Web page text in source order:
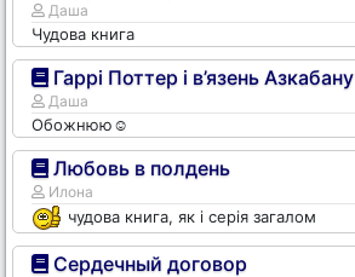
Даша
Чудова книга
Гаррі Поттер і в’язень Азкабану
Даша
Обожнюю☺️
Любовь в полдень
Илона
чудова книга, як і серія загалом
Сердечный договор